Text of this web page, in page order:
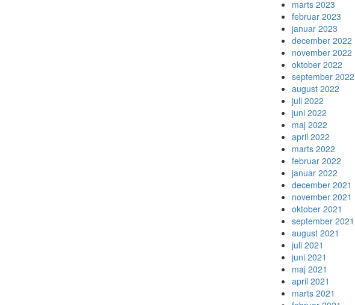
marts 2023
februar 2023
januar 2023
december 2022
november 2022
oktober 2022
september 2022
august 2022
juli 2022
juni 2022
maj 2022
april 2022
marts 2022
februar 2022
januar 2022
december 2021
november 2021
oktober 2021
september 2021
august 2021
juli 2021
juni 2021
maj 2021
april 2021
marts 2021